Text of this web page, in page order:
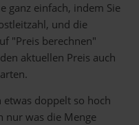
ganz einfach, indem Sie
und die
"Preis berechnen"
aktuellen Preis auch
doppelt so hoch
nur was die Menge